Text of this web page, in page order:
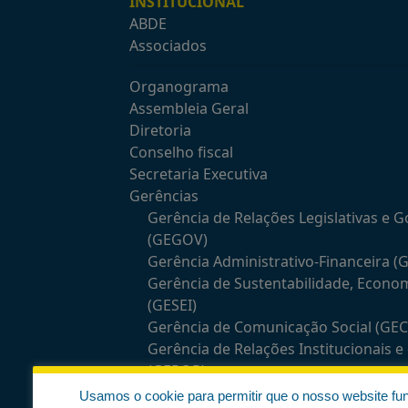
ABDE
Associados
Organograma
Assembleia Geral
Diretoria
Conselho fiscal
Secretaria Executiva
Gerências
Gerência de Relações Legislativas e
(GEGOV)
Gerência Administrativo-Financeira
Gerência de Sustentabilidade,
(GESEI)
Gerência de Comunicação Social
Gerência de Relações Institucionais
(GEROP)
Usamos o cookie para permitir que o nosso website